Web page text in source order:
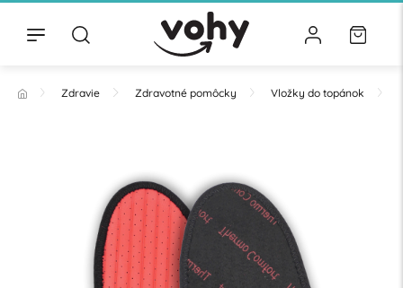
Zdravie Zdravotné pomôcky Vložky do topánok